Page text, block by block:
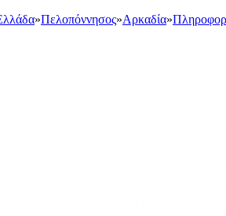
»Πελοπόννησος»Αρκαδία»